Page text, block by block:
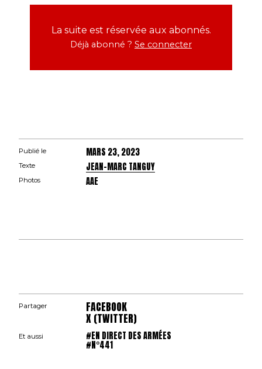
La suite est réservée aux abonnés.
Déjà abonné ? Se connecter
Publié le MARS 23, 2023
Texte JEAN-MARC TANGUY
Photos AAE
Partager FACEBOOK
X (TWITTER)
Et aussi #EN DIRECT DES ARMÉES
#N°441